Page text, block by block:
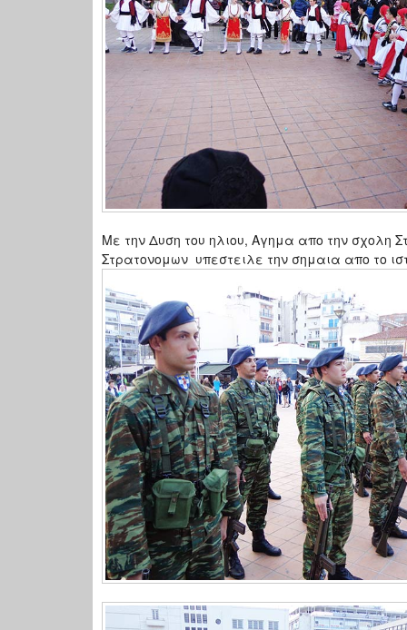
Με την Δυση του ηλιου, Αγημα απο την σχολη
Στρατονομων υπεστειλε την σημαια απο το